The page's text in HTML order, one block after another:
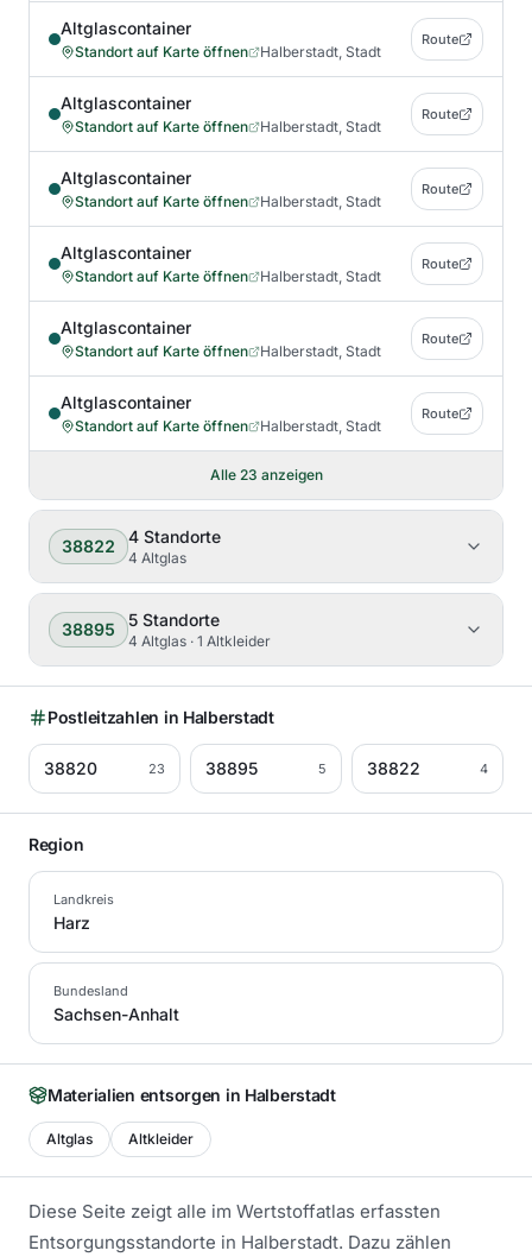
Altglascontainer
Standort auf Karte öffnen Halberstadt, Stadt
Route
Altglascontainer
Standort auf Karte öffnen Halberstadt, Stadt
Route
Altglascontainer
Standort auf Karte öffnen Halberstadt, Stadt
Route
Altglascontainer
Standort auf Karte öffnen Halberstadt, Stadt
Route
Altglascontainer
Standort auf Karte öffnen Halberstadt, Stadt
Route
Altglascontainer
Standort auf Karte öffnen Halberstadt, Stadt
Route
Alle 23 anzeigen
38822 4 Standorte
4 Altglas
38895 5 Standorte
4 Altglas · 1 Altkleider
Postleitzahlen in Halberstadt
38820 23 38895 5 38822 4
Region
Landkreis
Harz
Bundesland
Sachsen-Anhalt
Materialien entsorgen in Halberstadt
Altglas Altkleider
Diese Seite zeigt alle im Wertstoffatlas erfassten
Entsorgungsstandorte in Halberstadt. Dazu zählen